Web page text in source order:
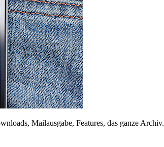
Mailausgabe, Features, das ganze Archiv.